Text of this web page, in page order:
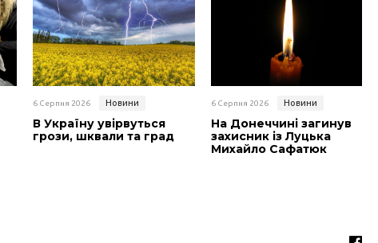
6 Серпня 2026 Новини
В Україну увірвуться
грози, шквали та град
6 Серпня 2026 Новини
На Донеччині загинув
захисник із Луцька
Михайло Сафатюк